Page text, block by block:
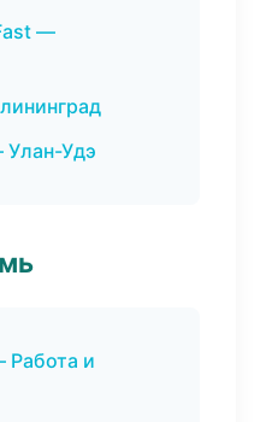
—
Удэ
Работа и